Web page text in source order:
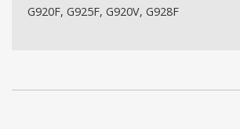
G920F, G925F, G920V, G928F